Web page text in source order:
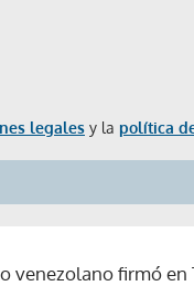
legales y la política
venezolano firmó